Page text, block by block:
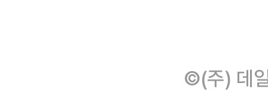
©(주) 데